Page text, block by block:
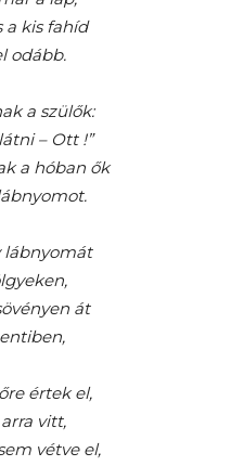
a kis fahíd
odább.
a szülők:
– Ott !”
a hóban ők
lábnyomát
át
értek el,
vitt,
vétve el,